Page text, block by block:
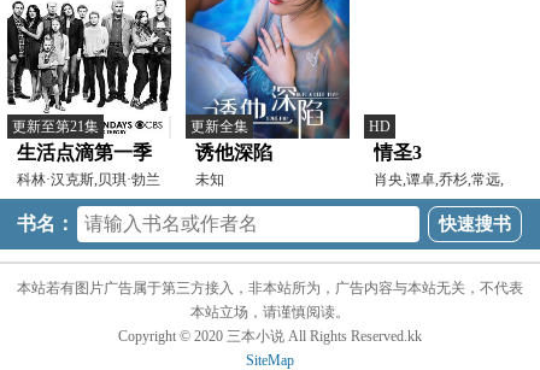
更新至第21集
生活点滴第一季
科林·汉克斯,贝琪·勃兰
特,詹姆斯·布洛林
更新全集
诱他深陷
未知
HD
情圣3
肖央,谭卓,乔杉,常远,
张小婉,代乐乐,艾伦,
书名：
本站若有图片广告属于第三方接入，非本站所为，广告内容与本站无关，不代表
本站立场，请谨慎阅读。
Copyright © 2020 三本小说 All Rights Reserved.kk
SiteMap